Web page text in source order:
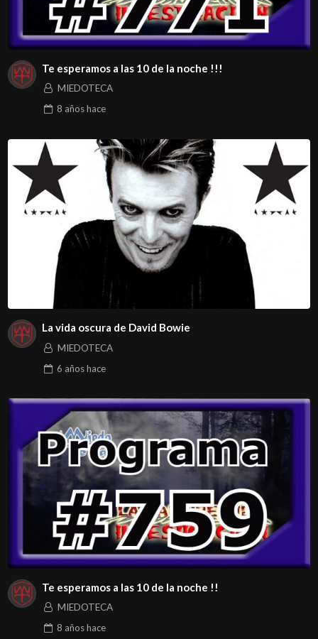
Te esperamos a las 10 de la noche !!!
MIEDOTECA
8 añoshace
La vida oscura de David Bowie
MIEDOTECA
6 añoshace
Te esperamos a las 10 de la noche !!
MIEDOTECA
8 añoshace